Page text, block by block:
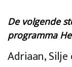
De volgende
programma
Adriaan,